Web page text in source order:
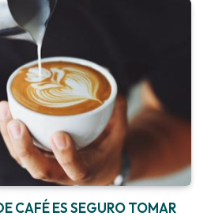
CAFÉ ES SEGURO TOMAR